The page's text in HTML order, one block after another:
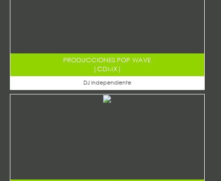
PRODUCCIONES POP WAVE
| CDMX|
DJ independiente